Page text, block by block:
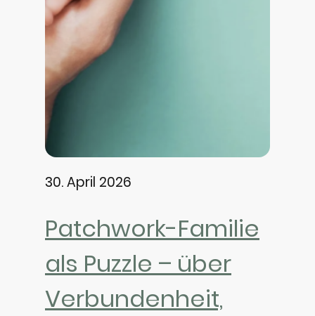
30. April 2026
Patchwork-Familie
als Puzzle – über
Verbundenheit,